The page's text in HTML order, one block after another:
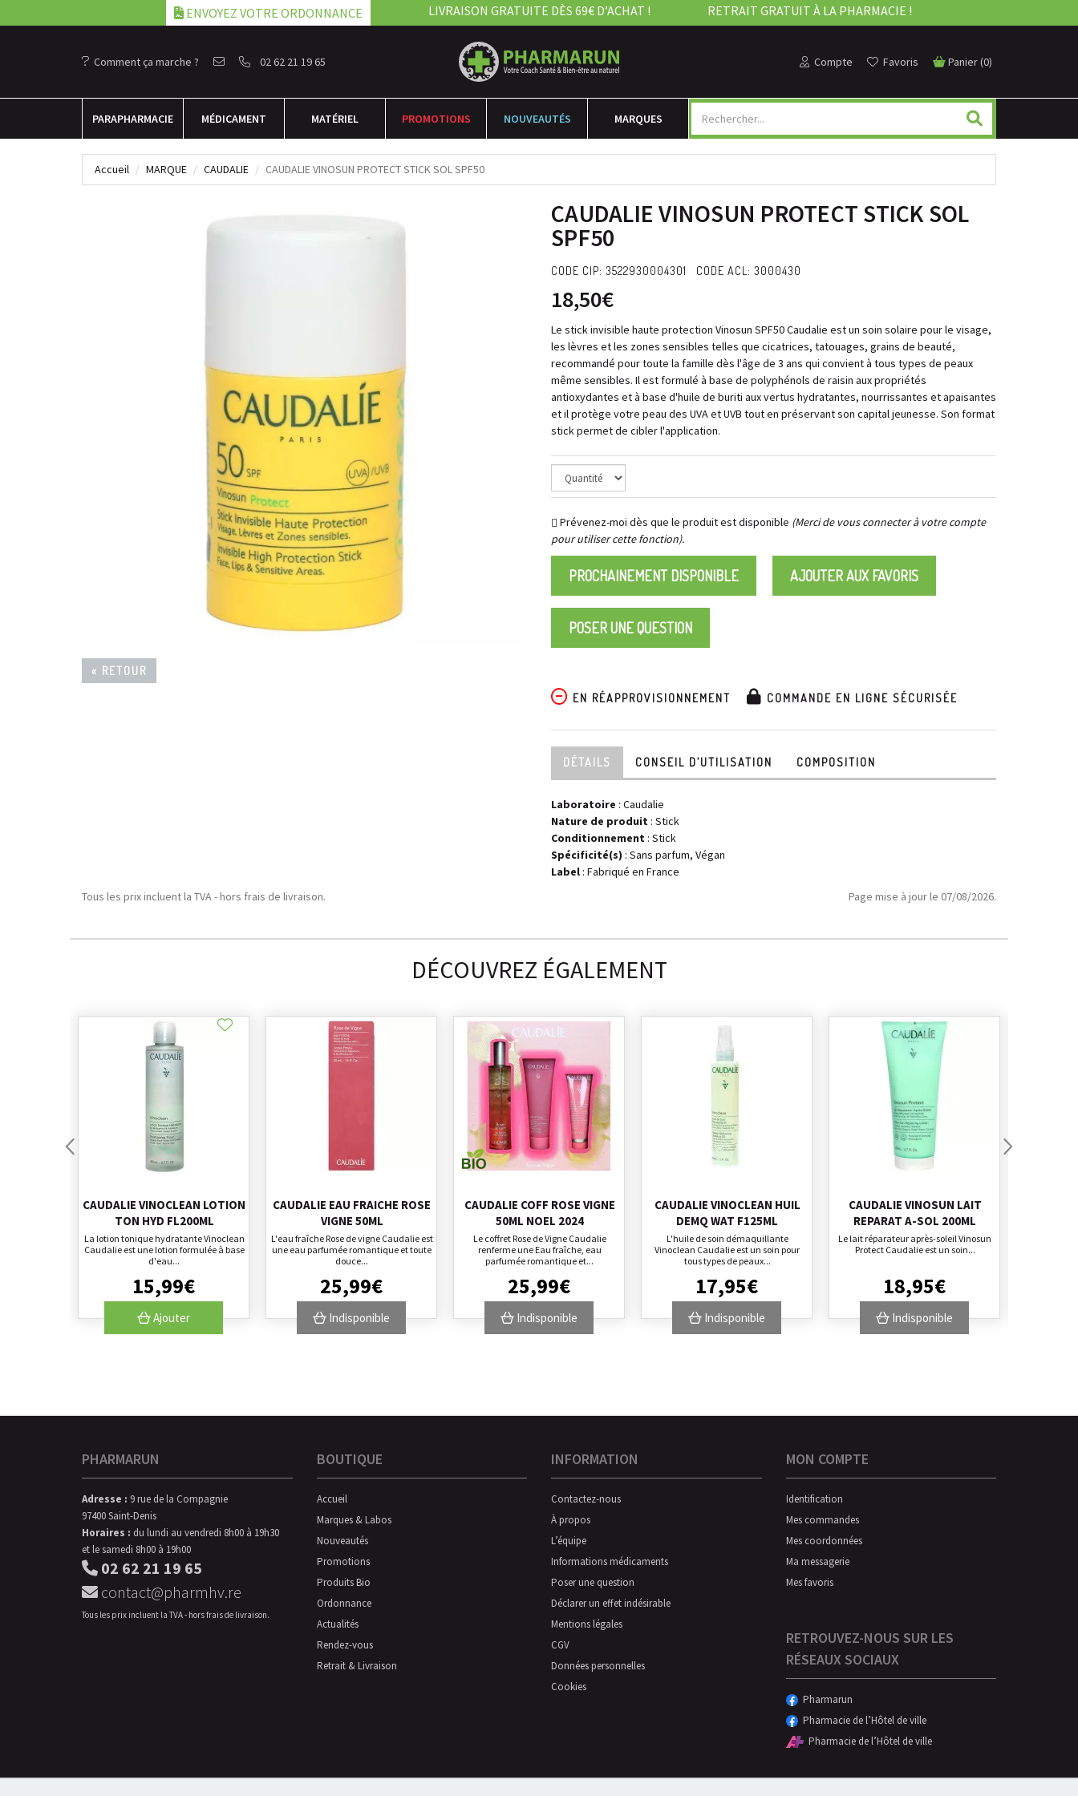
LIVRAISON GRATUITE DÈS 69€ D’ACHAT !
ENVOYEZ VOTRE ORDONNANCE RETRAIT GRATUIT À LA PHARMACIE !
Comment ça marche ? 02 62 21 19 65 Compte Favoris Panier(0)
PARAPHARMACIE MÉDICAMENT MATÉRIEL PROMOTIONS NOUVEAUTÉS MARQUES
Accueil MARQUE CAUDALIE CAUDALIE VINOSUN PROTECT STICK SOL SPF50
« RETOUR
CAUDALIE VINOSUN PROTECT STICK SOL
SPF50
CODE CIP: 3522930004301 CODE ACL: 3000430
18,50€
Le stick invisible haute protection Vinosun SPF50 Caudalie est un soin solaire pour le visage,
les lèvres et les zones sensibles telles que cicatrices, tatouages, grains de beauté,
recommandé pour toute la famille dès l'âge de 3 ans qui convient à tous types de peaux
même sensibles. Il est formulé à base de polyphénols de raisin aux propriétés
antioxydantes et à base d'huile de buriti aux vertus hydratantes, nourrissantes et apaisantes
et il protège votre peau des UVA et UVB tout en préservant son capital jeunesse. Son format
stick permet de cibler l'application.
Prévenez-moi dès que le produit est disponible (Merci de vous connecter à votre compte
pour utiliser cette fonction).
PROCHAINEMENT DISPONIBLE AJOUTER AUX FAVORIS
POSER UNE QUESTION
EN RÉAPPROVISIONNEMENT COMMANDE EN LIGNE SÉCURISÉE
DÉTAILS CONSEIL D’UTILISATION COMPOSITION
Laboratoire : Caudalie
Nature de produit : Stick
Conditionnement : Stick
Spécificité(s) : Sans parfum, Végan
Label : Fabriqué en France
Tous les prix incluent la TVA - hors frais de livraison.
Page mise à jour le 07/08/2026.
DÉCOUVREZ ÉGALEMENT
CAUDALIE VINOCLEAN LOTION
TON HYD FL200ML
La lotion tonique hydratante Vinoclean
Caudalie est une lotion formulée à base
d'eau...
15,99€
Ajouter
CAUDALIE EAU FRAICHE ROSE
VIGNE 50ML
L'eau fraîche Rose de vigne Caudalie est
une eau parfumée romantique et toute
douce...
25,99€
Indisponible
CAUDALIE COFF ROSE VIGNE
50ML NOEL 2024
Le coffret Rose de Vigne Caudalie
renferme une Eau fraîche, eau
parfumée romantique et...
25,99€
Indisponible
CAUDALIE VINOCLEAN HUIL
DEMQ WAT F125ML
L'huile de soin démaquillante
Vinoclean Caudalie est un soin pour
tous types de peaux...
17,95€
Indisponible
CAUDALIE VINOSUN LAIT
REPARAT A-SOL 200ML
Le lait réparateur après-soleil Vinosun
Protect Caudalie est un soin...
18,95€
Indisponible
PHARMARUN
Adresse : 9 rue de la Compagnie
97400 Saint-Denis
Horaires : du lundi au vendredi 8h00 à 19h30
et le samedi 8h00 à 19h00
02 62 21 19 65
contact@pharmhv.re
Tous les prix incluent la TVA - hors frais de livraison.
BOUTIQUE
Accueil
Marques & Labos
Nouveautés
Promotions
Produits Bio
Ordonnance
Actualités
Rendez-vous
Retrait & Livraison
INFORMATION
Contactez-nous
À propos
L’équipe
Informations médicaments
Poser une question
Déclarer un effet indésirable
Mentions légales
CGV
Données personnelles
Cookies
MON COMPTE
Identification
Mes commandes
Mes coordonnées
Ma messagerie
Mes favoris
RETROUVEZ-NOUS SUR LES
RÉSEAUX SOCIAUX
Pharmarun
Pharmacie de l’Hôtel de ville
Pharmacie de l’Hôtel de ville